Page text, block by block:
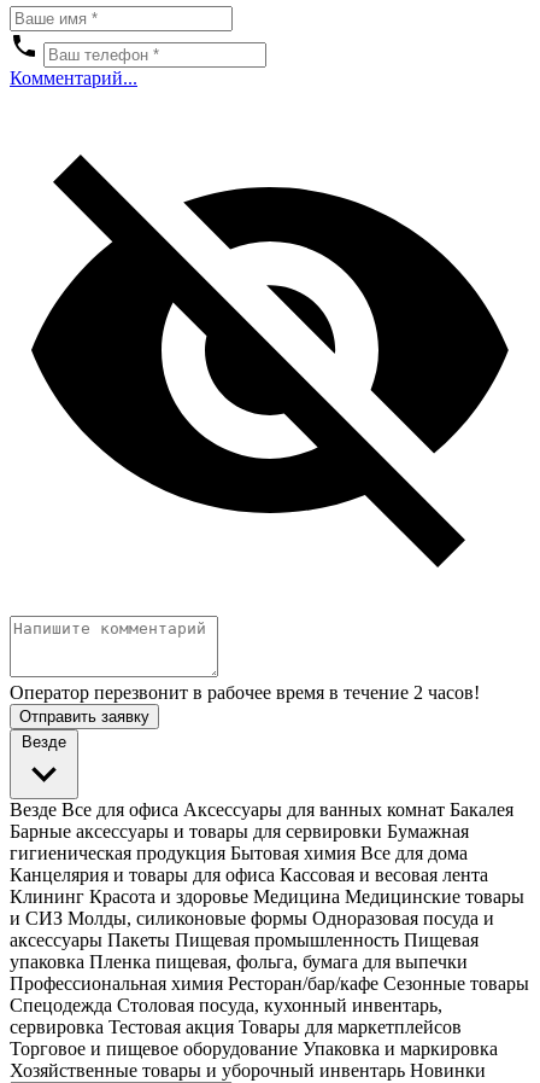
Комментарий...
Оператор перезвонит в рабочее время в течение 2 часов!
Отправить заявку
Везде
Везде Все для офиса Аксессуары для ванных комнат Бакалея
Барные аксессуары и товары для сервировки Бумажная
гигиеническая продукция Бытовая химия Все для дома
Канцелярия и товары для офиса Кассовая и весовая лента
Клининг Красота и здоровье Медицина Медицинские товары
и СИЗ Молды, силиконовые формы Одноразовая посуда и
аксессуары Пакеты Пищевая промышленность Пищевая
упаковка Пленка пищевая, фольга, бумага для выпечки
Профессиональная химия Ресторан/бар/кафе Сезонные товары
Спецодежда Столовая посуда, кухонный инвентарь,
сервировка Тестовая акция Товары для маркетплейсов
Торговое и пищевое оборудование Упаковка и маркировка
Хозяйственные товары и уборочный инвентарь Новинки